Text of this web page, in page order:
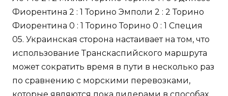
Фиорентина 2 : 1 Торино Эмполи 2 : 2 Торино
Фиорентина 0 : 1 Торино Торино 0 : 1 Специя
05. Украинская сторона настаивает на том, что
использование Транскаспийского маршрута
может сократить время в пути в несколько раз
по сравнению с морскими перевозками,